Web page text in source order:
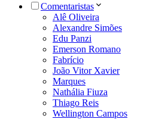
Comentaristas
Alê Oliveira
Alexandre Simões
Edu Panzi
Emerson Romano
Fabrício
João Vitor Xavier
Marques
Nathália Fiuza
Thiago Reis
Wellington Campos